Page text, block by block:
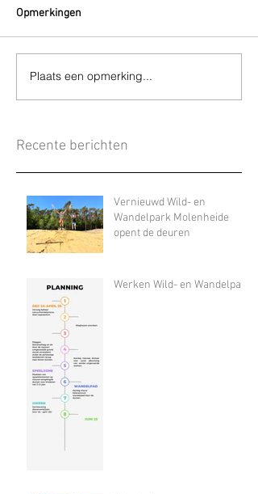
Opmerkingen
Plaats een opmerking...
Recente berichten
Vernieuwd Wild- en
Wandelpark Molenheide
opent de deuren
Werken Wild- en Wandelpark